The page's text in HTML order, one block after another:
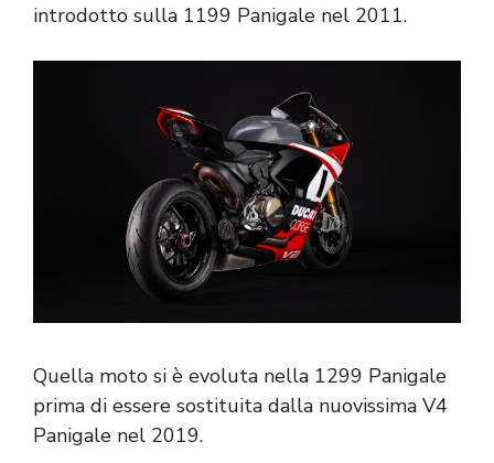
introdotto sulla 1199 Panigale nel 2011.
Quella moto si è evoluta nella 1299 Panigale
prima di essere sostituita dalla nuovissima V4
Panigale nel 2019.